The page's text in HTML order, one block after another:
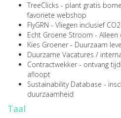
TreeClicks - plant gratis
favoriete webshop
FlyGRN - Vliegen inclusief
Echt Groene Stroom -
Kies Groener - Duurzaam
Duurzame Vacatures /
Contractwekker - ontvang
afloopt
Sustainability Database -
duurzaamheid
Taal